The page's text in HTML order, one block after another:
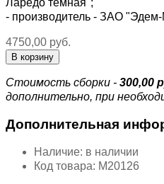
Ларедо темная";
- производитель - ЗАО
4750,00 руб.
Стоимость сборки - 300,00
дополнительно, при
Дополнительная
Наличие: в наличии
Код товара: М20126